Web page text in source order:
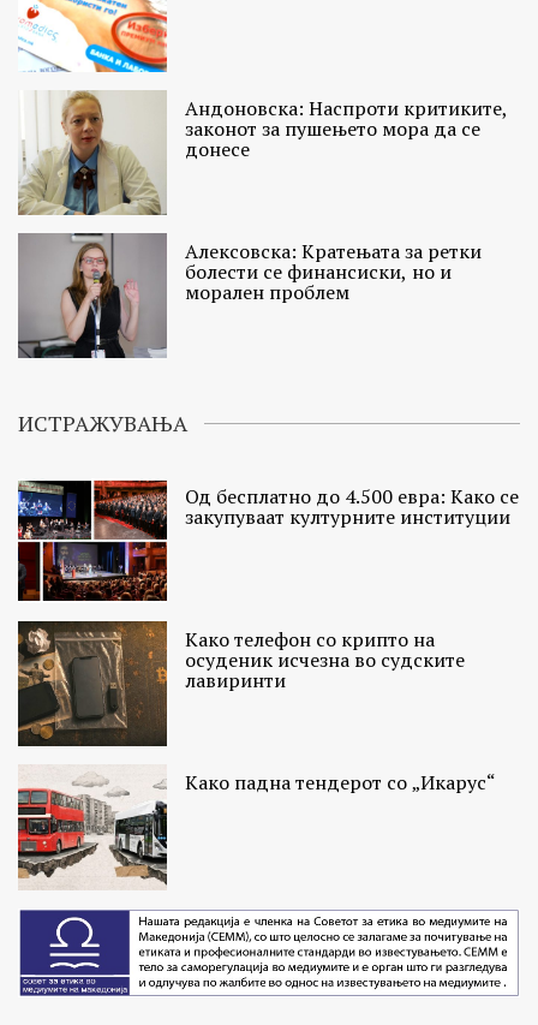
Андоновска: Наспроти критиките,
законот за пушењето мора да се
донесе
Алексовска: Кратењата за ретки
болести се финансиски, но и
морален проблем
ИСТРАЖУВАЊА
Од бесплатно до 4.500 евра: Како се
закупуваат културните институции
Како телефон со крипто на
осуденик исчезна во судските
лавиринти
Како падна тендерот со „Икарус“